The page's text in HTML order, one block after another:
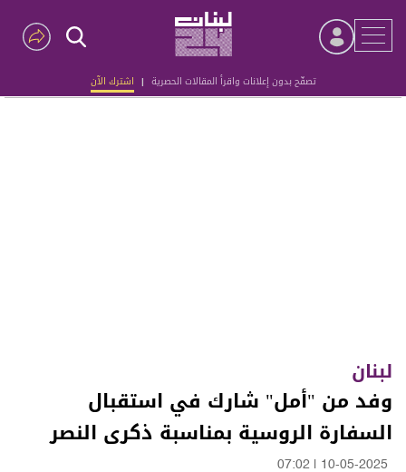
تصفّح بدون إعلانات واقرأ المقالات الحصرية | اشترك الآن
Advertisement
لبنان
وفد من "أمل" شارك في استقبال
السفارة الروسية بمناسبة ذكرى النصر
10-05-2025
07:02